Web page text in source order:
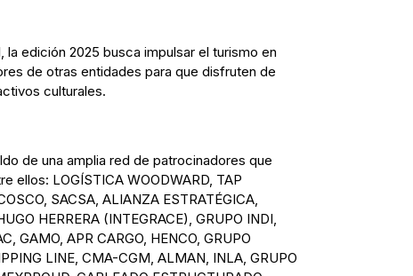
edición 2025 busca impulsar el turismo en
de otras entidades para que disfruten de
culturales.
de una amplia red de patrocinadores que
ellos: LOGÍSTICA WOODWARD, TAP
SACSA, ALIANZA ESTRATÉGICA,
HERRERA (INTEGRACE), GRUPO INDI,
GAMO, APR CARGO, HENCO, GRUPO
LINE, CMA-CGM, ALMAN, INLA, GRUPO